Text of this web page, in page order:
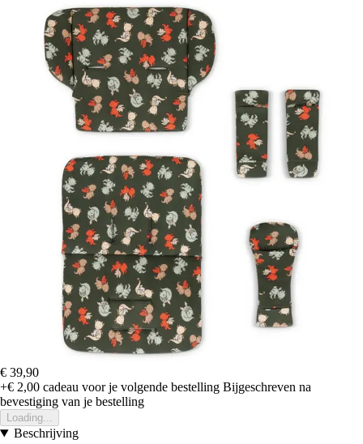
€ 39,90
+€ 2,00 cadeau voor je volgende bestelling Bijgeschreven na
bevestiging van je bestelling
Loading...
Beschrijving